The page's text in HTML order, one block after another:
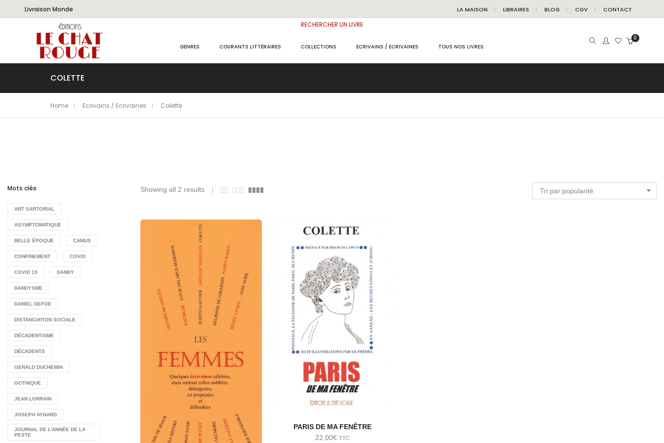
Livraison Monde LA MAISON LIBRAIRES BLOG CGV CONTACT
RECHERCHER UN LIVRE
GENRES COURANTS LITTÉRAIRES COLLECTIONS ECRIVAINS / ECRIVAINES TOUS NOS LIVRES
0
COLETTE
Home Ecrivains / Ecrivaines Colette
Showing all 2 results Tri par popularité
PARIS DE MA FENÊTRE
22,00€ TTC
Mots clés
ART SARTORIAL
ASYMPTOMATIQUE
BELLE ÉPOQUE CAMUS
CONFINEMENT COVID
COVID 19 DANDY
DANDYSME
DANIEL DEFOE
DISTANCIATION SOCIALE
DÉCADENTISME
DÉCADENTS
GERALD DUCHEMIN
GOTHIQUE
JEAN LORRAIN
JOSEPH AYNARD
JOURNAL DE L'ANNÉE DE LA
PESTE